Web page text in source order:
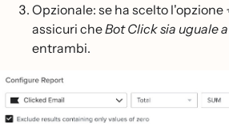
Opzionale: se ha scelto l'opzione
assicuri cheBot Click sia uguale a
entrambi.